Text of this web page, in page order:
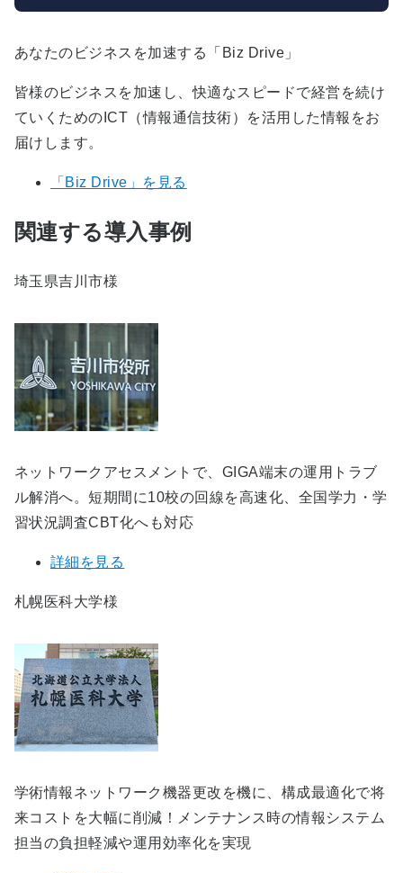
あなたのビジネスを加速する「Biz Drive」
皆様のビジネスを加速し、快適なスピードで経営を続け
ていくためのICT（情報通信技術）を活用した情報をお
届けします。
「Biz Drive」を見る
関連する導入事例
埼玉県吉川市様
ネットワークアセスメントで、GIGA端末の運用トラブ
ル解消へ。短期間に10校の回線を高速化、全国学力・学
習状況調査CBT化へも対応
詳細を見る
札幌医科大学様
学術情報ネットワーク機器更改を機に、構成最適化で将
来コストを大幅に削減！メンテナンス時の情報システム
担当の負担軽減や運用効率化を実現